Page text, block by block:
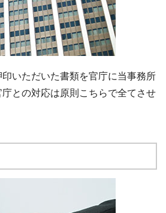
いただいた書類を官庁に当事務所
との対応は原則こちらで全てさせ